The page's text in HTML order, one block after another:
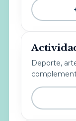
Deporte,